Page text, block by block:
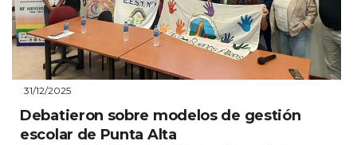
31/12/2025
Debatieron sobre modelos de gestión
escolar de Punta Alta